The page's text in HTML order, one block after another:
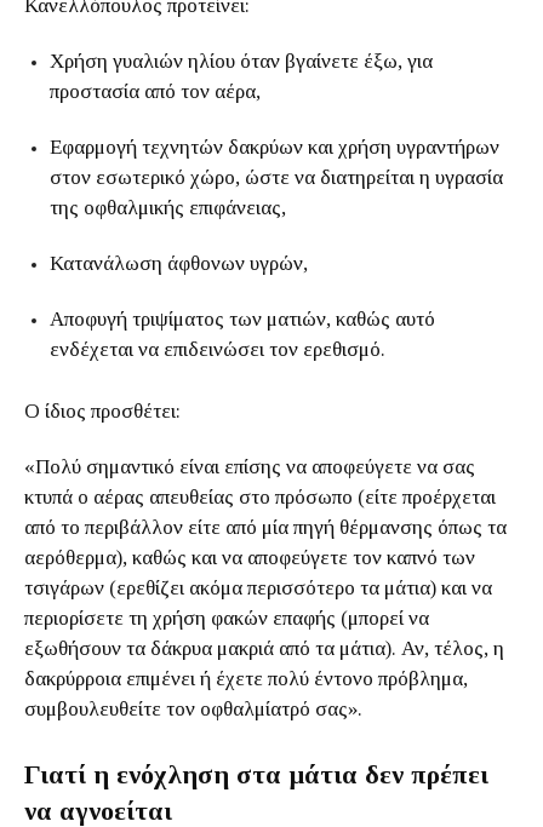
Κανελλόπουλος προτείνει:
Χρήση γυαλιών ηλίου όταν βγαίνετε έξω, για
προστασία από τον αέρα,
Εφαρμογή τεχνητών δακρύων και χρήση υγραντήρων
στον εσωτερικό χώρο, ώστε να διατηρείται η υγρασία
της οφθαλμικής επιφάνειας,
Κατανάλωση άφθονων υγρών,
Αποφυγή τριψίματος των ματιών, καθώς αυτό
ενδέχεται να επιδεινώσει τον ερεθισμό.
Ο ίδιος προσθέτει:
«Πολύ σημαντικό είναι επίσης να αποφεύγετε να σας
κτυπά ο αέρας απευθείας στο πρόσωπο (είτε προέρχεται
από το περιβάλλον είτε από μία πηγή θέρμανσης όπως τα
αερόθερμα), καθώς και να αποφεύγετε τον καπνό των
τσιγάρων (ερεθίζει ακόμα περισσότερο τα μάτια) και να
περιορίσετε τη χρήση φακών επαφής (μπορεί να
εξωθήσουν τα δάκρυα μακριά από τα μάτια). Αν, τέλος, η
δακρύρροια επιμένει ή έχετε πολύ έντονο πρόβλημα,
συμβουλευθείτε τον οφθαλμίατρό σας».
Γιατί η ενόχληση στα μάτια δεν πρέπει
να αγνοείται